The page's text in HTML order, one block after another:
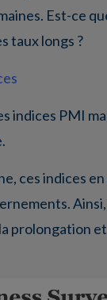
Est-ce
taux longs ?
indices PMI
ces indices
prolongation